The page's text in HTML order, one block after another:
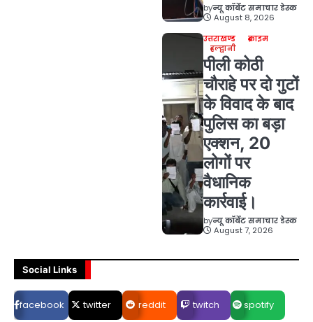
byन्यू कॉर्बेट समाचार डेस्क
August 8, 2026
उत्तराखण्ड
क्राइम
हल्द्वानी
पीली कोठी
चौराहे पर दो गुटों
के विवाद के बाद
पुलिस का बड़ा
एक्शन, 20
लोगों पर
वैधानिक
कार्रवाई।
byन्यू कॉर्बेट समाचार डेस्क
August 7, 2026
Social Links
facebook twitter reddit twitch spotify